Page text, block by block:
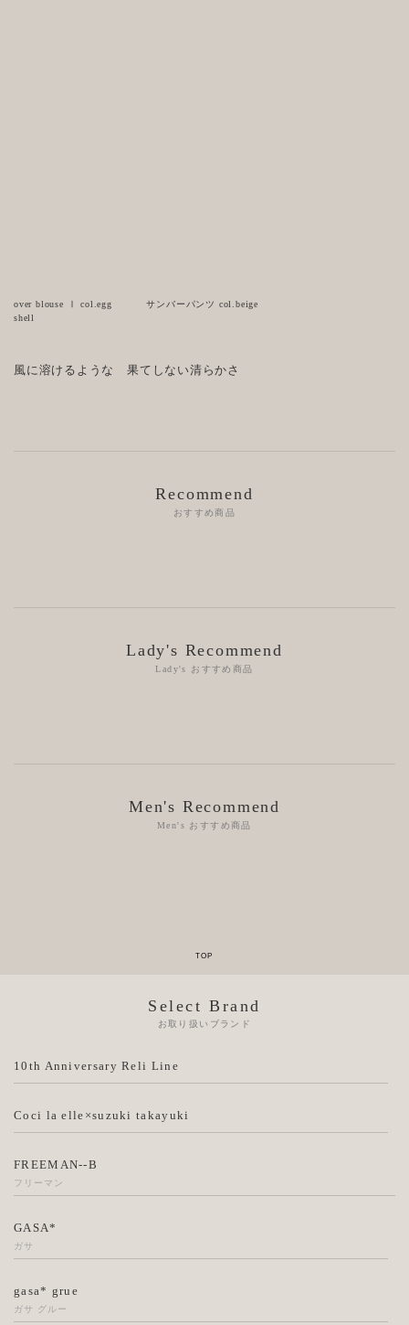
over blouse Ⅰ col.egg
shell
サンバーパンツ col.beige
風に溶けるような 果てしない清らかさ
Recommend
おすすめ商品
Lady's Recommend
Lady's おすすめ商品
Men's Recommend
Men's おすすめ商品
Select Brand
お取り扱いブランド
10th Anniversary Reli Line
Coci la elle×suzuki takayuki
FREEMAN--B
フリーマン
GASA*
ガサ
gasa* grue
ガサ グルー